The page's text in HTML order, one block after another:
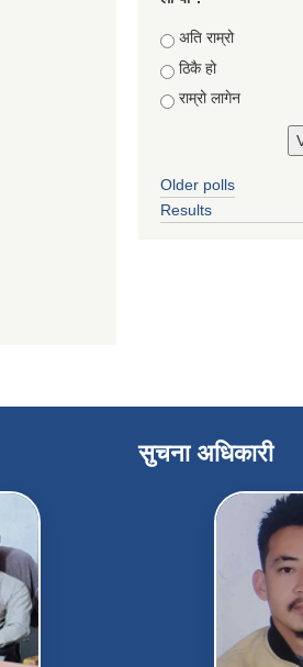
Choices
अति राम्रो
ठिकै हो
राम्रो लागेन
Older polls
Results
सुचना अधिकारी